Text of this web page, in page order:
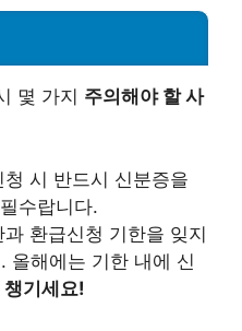
몇 가지 주의해야 할 사
청 시 반드시 신분증을
수랍니다.
과 환급신청 기한을 잊지
올해에는 기한 내에 신
기세요!